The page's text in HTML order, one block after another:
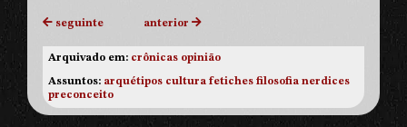
seguinte anterior
Arquivado em: crônicas opinião
Assuntos: arquétipos cultura fetiches filosofia nerdices
preconceito